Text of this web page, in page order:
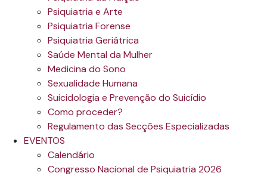
Psiquiatria e Arte
Psiquiatria Forense
Psiquiatria Geriátrica
Saúde Mental da Mulher
Medicina do Sono
Sexualidade Humana
Suicidologia e Prevenção do Suicídio
Como proceder?
Regulamento das Secções Especializadas
EVENTOS
Calendário
Congresso Nacional de Psiquiatria 2026